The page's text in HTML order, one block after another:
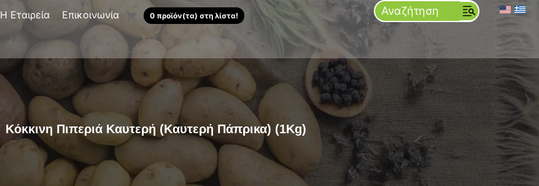
Η Εταιρεία Επικοινωνία 0 προϊόν(τα) στη λίστα!
Κόκκινη Πιπεριά Καυτερή (Καυτερή Πάπρικα) (1Kg)